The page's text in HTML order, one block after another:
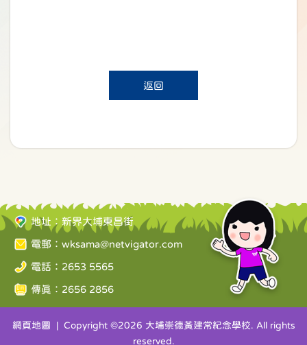
返回
地址：新界大埔東昌街
電郵： wksama@netvigator.com
電話：2653 5565
傳真：2656 2856
網頁地圖 | Copyright ©2026 大埔崇德黃建常紀念學校. All rights
reserved.